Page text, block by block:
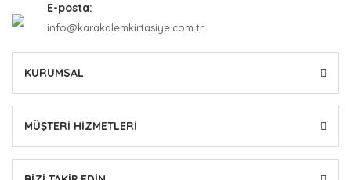
E-posta:
info@karakalemkirtasiye.com.tr
KURUMSAL
MÜŞTERİ HİZMETLERİ